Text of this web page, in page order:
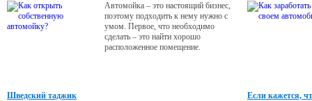
Автомойка – это настоящий бизнес,
поэтому подходить к нему нужно с
умом. Первое, что необходимо
сделать – это найти хорошо
расположенное помещение.
Шведский таджик
Если кажется,